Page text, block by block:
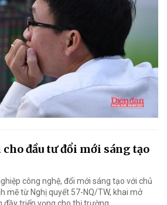
đầu tư đổi mới sáng tạo
công nghệ, đổi mới sáng tạo với chủ
mẽ từ Nghị quyết 57-NQ/TW, khai mở